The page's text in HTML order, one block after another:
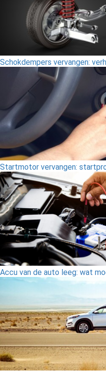
Schokdempers vervangen:
Startmotor vervangen:
Accu van de auto leeg: wat